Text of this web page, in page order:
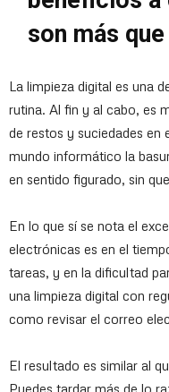
son más
La limpieza digital es una
rutina. Al fin y al cabo, es
de restos y suciedades en
mundo informático la
en sentido figurado, sin
En lo que sí se nota el
electrónicas es en el
tareas, y en la dificultad
una limpieza digital con
como revisar el correo
El resultado es similar al
Puedes tardar más de lo